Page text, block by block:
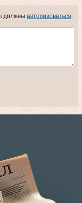
должны авторизоваться